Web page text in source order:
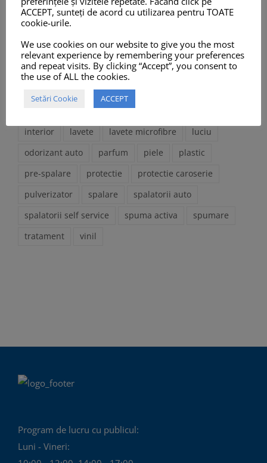
antistatic aspirator auto detailing
caroserie
car wash
ceara uscare
cosmetice auto
curatare
curatenie
degivrant parbriz
degresant
detergent activ
extended life
interior
lavete lavete microfibre
luciu
odorizant auto
parfum piele
plastic
pre-spalare
protectie
protectie caroserie
pulverizator
spalare
spalatorii auto
spalatorii self service
spuma activa
spumare
tratament
vinil
Program de lucru cu publicul:
Luni - Vineri:
ACCEPT, sunteți de acord cu utilizarea pentru TOATE
cookie-urile.
We use cookies on our website to give you the most
relevant experience by remembering your preferences
and repeat visits. By clicking “Accept”, you consent to
the use of ALL the cookies.
Setări Cookie ACCEPT